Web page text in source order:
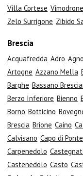
Villa Cortese Vimodrone
Zelo Surrigone Zibido
Brescia
Acquafredda Adro
Artogne Azzano Mella
Barghe Bassano
Berzo Inferiore Bienno
Borno Botticino
Brescia Brione Caino
Calvisano Capo di Ponte
Carpenedolo
Castenedolo Casto